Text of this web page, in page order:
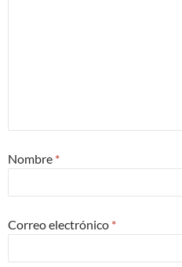
Nombre *
Correo electrónico *